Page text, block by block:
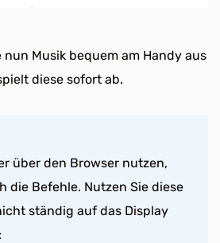
nun Musik bequem am Handy aus
diese sofort ab.
über den Browser nutzen,
die Befehle. Nutzen Sie diese
ständig auf das Display